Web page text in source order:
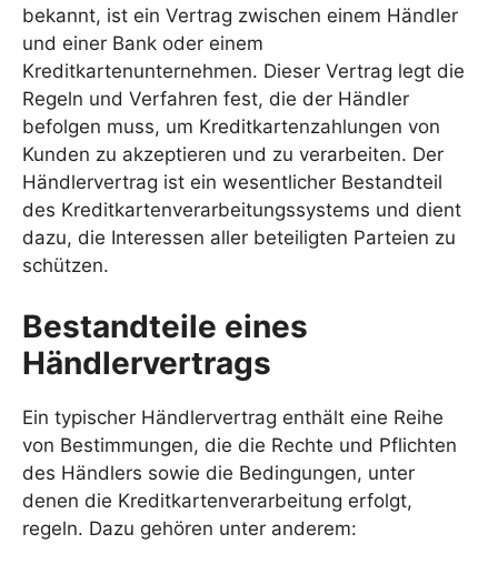
bekannt, ist ein Vertrag zwischen einem Händler
und einer Bank oder einem
Kreditkartenunternehmen. Dieser Vertrag legt die
Regeln und Verfahren fest, die der Händler
befolgen muss, um Kreditkartenzahlungen von
Kunden zu akzeptieren und zu verarbeiten. Der
Händlervertrag ist ein wesentlicher Bestandteil
des Kreditkartenverarbeitungssystems und dient
dazu, die Interessen aller beteiligten Parteien zu
schützen.
Bestandteile eines
Händlervertrags
Ein typischer Händlervertrag enthält eine Reihe
von Bestimmungen, die die Rechte und Pflichten
des Händlers sowie die Bedingungen, unter
denen die Kreditkartenverarbeitung erfolgt,
regeln. Dazu gehören unter anderem: